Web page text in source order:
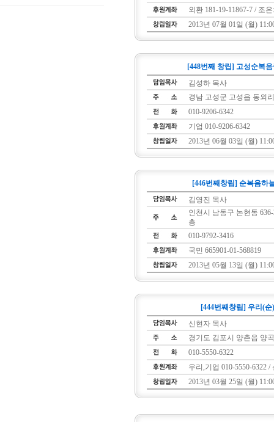
외환 181-19-11867-7 / 조
2013년 07월 01일 (월)
[448번째 창립] 고성순복
김성하 목사
경남 고성군 고성읍 동외
010-9206-6342
기업 010-9206-6342
2013년 06월 03일 (월)
[446번째창립] 순복음하
김영진 목사
인천시 남동구 논현동
층
010-9792-3416
국민 665901-01-568819
2013년 05월 13일 (월)
[444번째창립] 우리(순
신현자 목사
경기도 김포시 양촌읍 양
010-5550-6322
우리,기업 010-5550-6322 /
2013년 03월 25일 (월)